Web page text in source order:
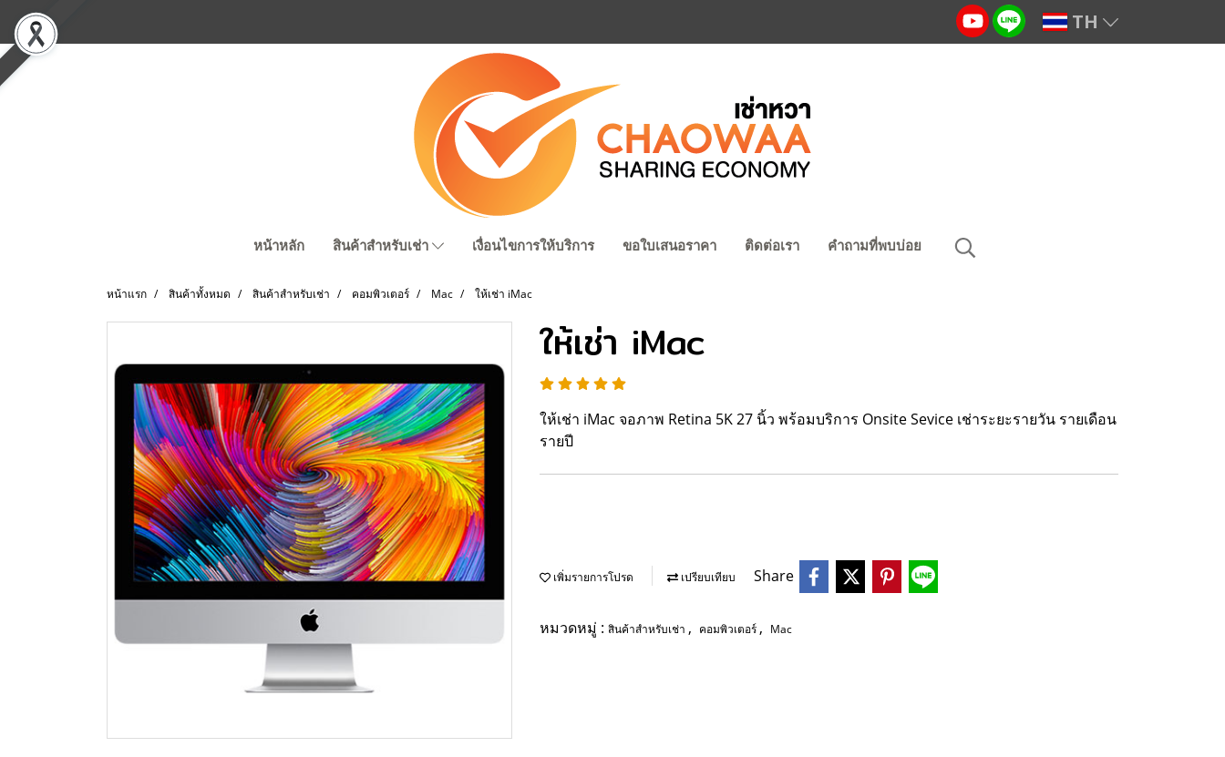
TH
หน้าหลัก สินค้าสำหรับเช่า เงื่อนไขการให้บริการ ขอใบเสนอราคา ติดต่อเรา คำถามที่พบบ่อย
หน้าแรก สินค้าทั้งหมด สินค้าสำหรับเช่า คอมพิวเตอร์ Mac ให้เช่า iMac
ให้เช่า iMac
ให้เช่า iMac จอภาพ Retina 5K 27 นิ้ว พร้อมบริการ Onsite Sevice เช่าระยะรายวัน รายเดือน
รายปี
เพิ่มรายการโปรด เปรียบเทียบ Share
หมวดหมู่ : สินค้าสำหรับเช่า , คอมพิวเตอร์ , Mac